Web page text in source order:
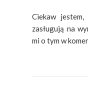
Ciekaw
zasługują na
mi o tym w